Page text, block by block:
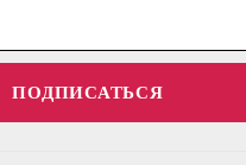
ПОДПИСАТЬСЯ